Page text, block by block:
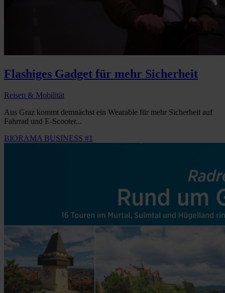
Flashiges Gadget für mehr Sicherheit
Reisen & Mobilität
Aus Graz kommt demnächst ein Wearable für mehr Sicherheit auf
Fahrrad und E-Scooter...
BIORAMA BUSINESS #1